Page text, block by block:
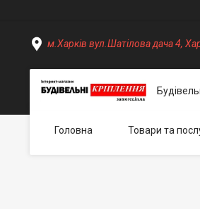
м.Харків вул.Шатілова дача 4,
Головна Товари та